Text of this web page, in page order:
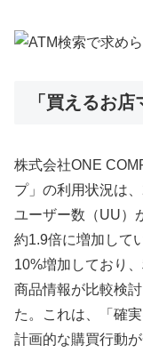
「買えるお
株式会社ONE
プ」の利用状況は
ユーザー数（UU）
約1.9倍に増加して
10%増加しており
商品情報が比較検
た。これは、「確
計画的な購買行動